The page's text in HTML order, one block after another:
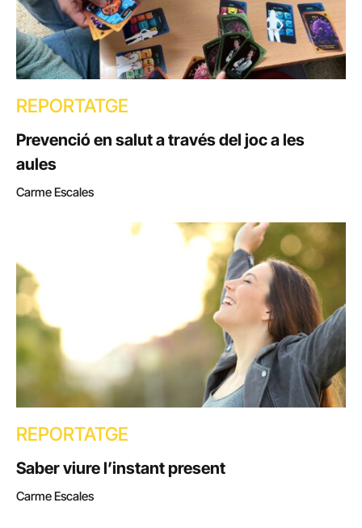
REPORTATGE
Prevenció en salut a través del joc a les
aules
Carme Escales
REPORTATGE
Saber viure l’instant present
Carme Escales